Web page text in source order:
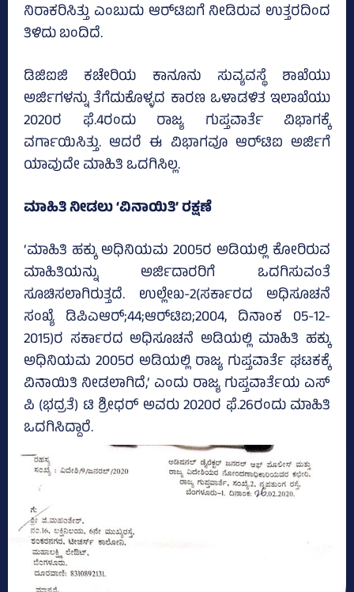
ನಿರಾಕರಿಸಿತ್ತು ಎಂಬುದು ಆರ್‌ಟಿಐಗೆ ನೀಡಿರುವ ಉತ್ತರದಿಂದ
ತಿಳಿದು ಬಂದಿದೆ.
ಡಿಜಿಐಜಿ ಕಚೇರಿಯ ಕಾನೂನು ಸುವ್ಯವಸ್ಥೆ ಶಾಖೆಯು
ಅರ್ಜಿಗಳನ್ನು ತೆಗೆದುಕೊಳ್ಳದ ಕಾರಣ ಒಳಾಡಳಿತ ಇಲಾಖೆಯು
2020ರ ಫೆ.4ರಂದು ರಾಜ್ಯ ಗುಪ್ತವಾರ್ತೆ ವಿಭಾಗಕ್ಕೆ
ವರ್ಗಾಯಿಸಿತ್ತು. ಆದರೆ ಈ ವಿಭಾಗವೂ ಆರ್‌ಟಿಐ ಅರ್ಜಿಗೆ
ಯಾವುದೇ ಮಾಹಿತಿ ಒದಗಿಸಿಲ್ಲ.
ಮಾಹಿತಿ ನೀಡಲು ‘ವಿನಾಯಿತಿ’ ರಕ್ಷಣೆ
‘ಮಾಹಿತಿ ಹಕ್ಕು ಅಧಿನಿಯಮ 2005ರ ಅಡಿಯಲ್ಲಿ ಕೋರಿರುವ
ಮಾಹಿತಿಯನ್ನು ಅರ್ಜಿದಾರರಿಗೆ ಒದಗಿಸುವಂತೆ
ಸೂಚಿಸಲಾಗಿರುತ್ತದೆ. ಉಲ್ಲೇಖ-2(ಸರ್ಕಾರದ ಅಧಿಸೂಚನೆ
ಸಂಖ್ಯೆ ಡಿಪಿಎಆರ್‌;44;ಆರ್‌ಟಿಐ;2004, ದಿನಾಂಕ 05-12-
2015)ರ ಸರ್ಕಾರದ ಅಧಿಸೂಚನೆ ಅಡಿಯಲ್ಲಿ ಮಾಹಿತಿ ಹಕ್ಕು
ಅಧಿನಿಯಮ 2005ರ ಅಡಿಯಲ್ಲಿ ರಾಜ್ಯ ಗುಪ್ತವಾರ್ತೆ ಘಟಕಕ್ಕೆ
ವಿನಾಯಿತಿ ನೀಡಲಾಗಿದೆ,’ ಎಂದು ರಾಜ್ಯ ಗುಪ್ತವಾರ್ತೆಯ ಎಸ್‌
ಪಿ (ಭದ್ರತೆ) ಟಿ ಶ್ರೀಧರ್‌ ಅವರು 2020ರ ಫೆ.26ರಂದು ಮಾಹಿತಿ
ಒದಗಿಸಿದ್ದಾರೆ.